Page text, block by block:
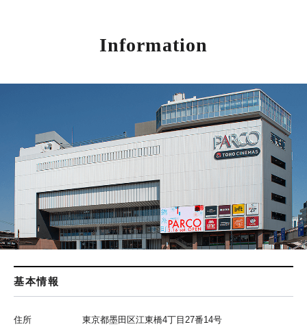
Information
基本情報
住所 東京都墨田区江東橋4丁目27番14号